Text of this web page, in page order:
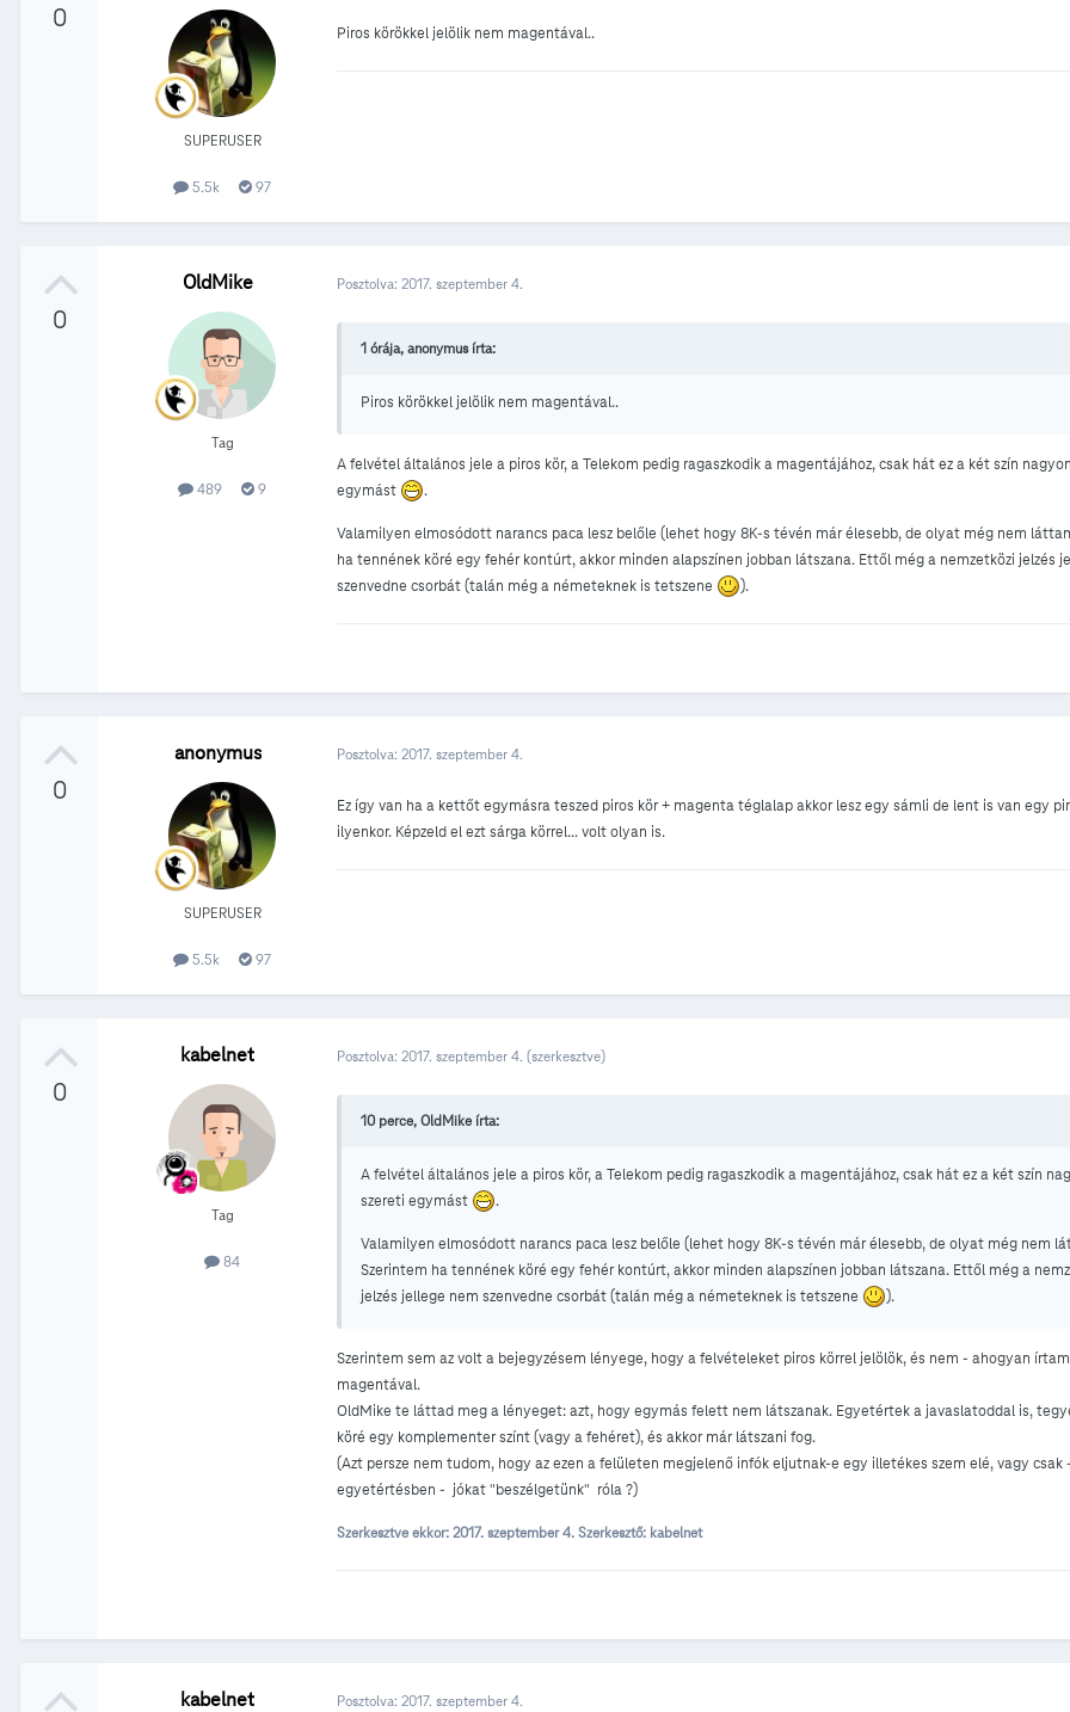
0
SUPERUSER
5.5k 97
Piros körökkel jelölik nem magentával..
0
OldMike
Tag
489 9
Posztolva: 2017. szeptember 4.
1 órája, anonymus írta:
Piros körökkel jelölik nem magentával..
A felvétel általános jele a piros kör, a Telekom pedig ragaszkodik a magentájához, csak hát ez a két szín
egymást
.
Valamilyen elmosódott narancs paca lesz belőle (lehet hogy 8K-s tévén már élesebb, de olyat még nem
ha tennének köré egy fehér kontúrt, akkor minden alapszínen jobban látszana. Ettől még a nemzetközi jelzés
szenvedne csorbát (talán még a németeknek is tetszene
).
0
anonymus
SUPERUSER
5.5k 97
Posztolva: 2017. szeptember 4.
Ez így van ha a kettőt egymásra teszed piros kör + magenta téglalap akkor lesz egy sámli de lent is van egy
ilyenkor. Képzeld el ezt sárga körrel... volt olyan is.
0
kabelnet
Tag
84
Posztolva: 2017. szeptember 4. (szerkesztve)
10 perce, OldMike írta:
A felvétel általános jele a piros kör, a Telekom pedig ragaszkodik a magentájához, csak hát ez a két szín
szereti egymást
.
Valamilyen elmosódott narancs paca lesz belőle (lehet hogy 8K-s tévén már élesebb, de olyat még nem
Szerintem ha tennének köré egy fehér kontúrt, akkor minden alapszínen jobban látszana. Ettől még a
jelzés jellege nem szenvedne csorbát (talán még a németeknek is tetszene
).
Szerintem sem az volt a bejegyzésem lényege, hogy a felvételeket piros körrel jelölök, és nem - ahogyan
magentával.
OldMike te láttad meg a lényeget: azt, hogy egymás felett nem látszanak. Egyetértek a javaslatoddal is,
köré egy komplementer színt (vagy a fehéret), és akkor már látszani fog.
(Azt persze nem tudom, hogy az ezen a felületen megjelenő infók eljutnak-e egy illetékes szem elé, vagy csak
egyetértésben - jókat "beszélgetünk" róla ?)
Szerkesztve ekkor: 2017. szeptember 4. Szerkesztő: kabelnet
kabelnet Posztolva: 2017. szeptember 4.